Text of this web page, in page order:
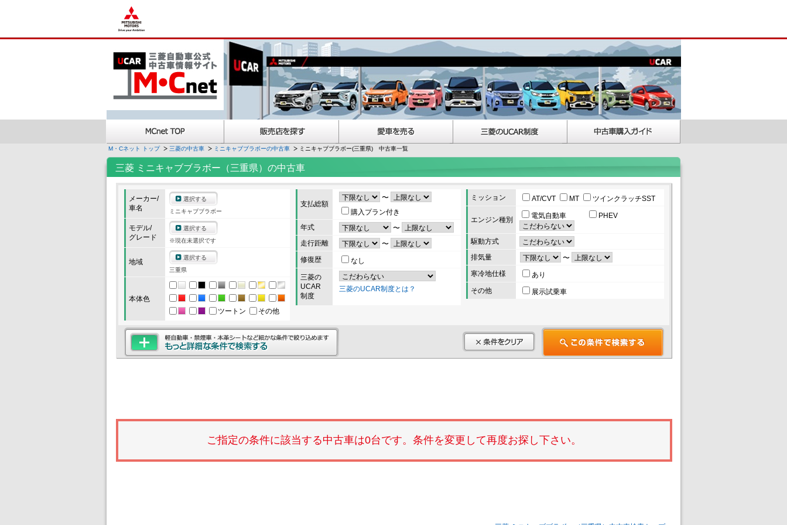
M・Cネット トップ 三菱の中古車 ミニキャブブラボーの中古車 ミニキャブブラボー(三重県) 中古車一覧
三菱 ミニキャブブラボー（三重県）の中古車
メーカー/
車名
選択する
ミニキャブブラボー
モデル/
グレード
選択する
※現在未選択です
地域
選択する
三重県
本体色
ツートン
その他
支払総額
〜
購入プラン付き
年式
〜
走行距離
〜
修復歴
なし
三菱の
UCAR
制度
三菱のUCAR制度とは？
ミッション AT/CVT MT ツインクラッチSST
エンジン種別 電気自動車 PHEV
駆動方式
排気量
〜
寒冷地仕様
あり
その他
展示試乗車
ご指定の条件に該当する中古車は0台です。条件を変更して再度お探し下さい。